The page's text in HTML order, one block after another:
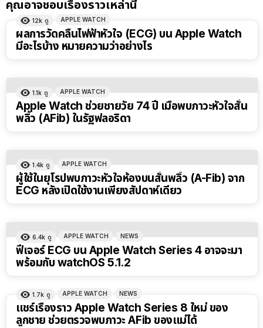
คุณอาจชอบเรื่องราวเหล่านี้
12k ดู APPLE WATCH
ผลการวัดคลื่นไฟฟ้าหัวใจ (ECG) บน Apple Watch
มีอะไรบ้าง หมายความว่าอย่างไร
1.1k ดู APPLE WATCH
Apple Watch ช่วยชายวัย 74 ปี เมื่อพบภาวะหัวใจสั่น
พลิ้ว (AFib) ในรัฐฟลอริดา
1.4k ดู APPLE WATCH
ผู้ใช้ในยุโรปพบภาวะหัวใจห้องบนสั่นพลิ้ว (A-Fib) จาก
ECG หลังเปิดใช้งานเพียงสัปดาห์เดียว
6.4k ดู APPLE WATCH NEWS
ฟีเจอร์ ECG บน Apple Watch Series 4 อาจจะมา
พร้อมกับ watchOS 5.1.2
1.7k ดู APPLE WATCH NEWS
แชร์เรื่องราว Apple Watch Series 8 ใหม่ ของ
ลูกชาย ช่วยตรวจพบภาวะ AFib ของแม่ได้